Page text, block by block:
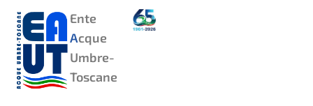
Ente
Acque
Umbre-
Toscane